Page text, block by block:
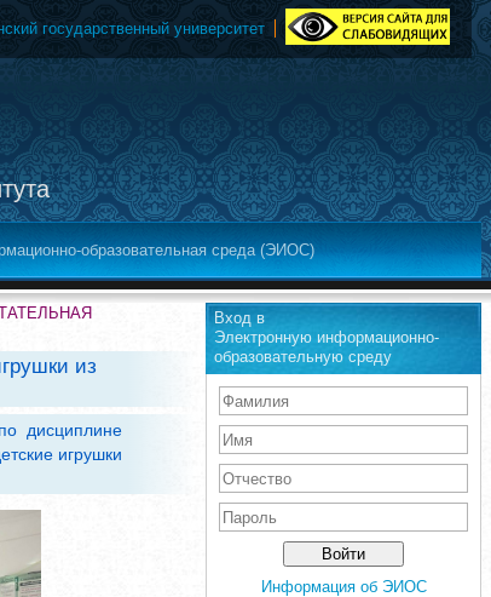
государственный университет
образовательная среда (ЭИОС)
из
дисциплине
игрушки
Вход в
Электронную информационно-
образовательную среду
Информация об ЭИОС